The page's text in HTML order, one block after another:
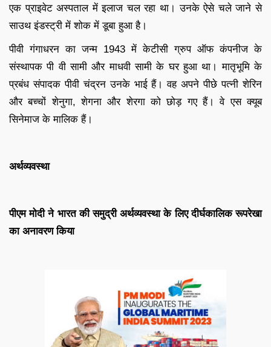
एक प्राइवेट अस्पताल में इलाज चल रहा था। उनके ऐसे चले जाने से
साउथ इंडस्ट्री में शोक में डूबा हुआ है।
पीवी गंगाधरन का जन्म 1943 में केटीसी ग्रुप ऑफ कंपनीज के
संस्थापक पी वी सामी और माधवी सामी के घर हुआ था। मातृभूमि के
प्रबंध संपादक पीवी चंद्रन उनके भाई हैं। वह अपने पीछे पत्नी शेरिन
और बच्चों शेनुगा, शेगना और शेरगा को छोड़ गए हैं। वे एस क्यूब
सिनेमाज के मालिक हैं।
अर्थव्यवस्था
पीएम मोदी ने भारत की समुद्री अर्थव्यवस्था के लिए दीर्घकालिक रूपरेखा
का अनावरण किया